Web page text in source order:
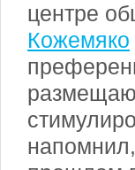
центре
Кожемяко